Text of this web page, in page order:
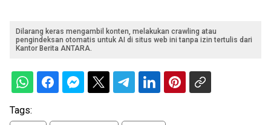
Dilarang keras mengambil konten, melakukan crawling atau
pengindeksan otomatis untuk AI di situs web ini tanpa izin tertulis dari
Kantor Berita ANTARA.
Tags: